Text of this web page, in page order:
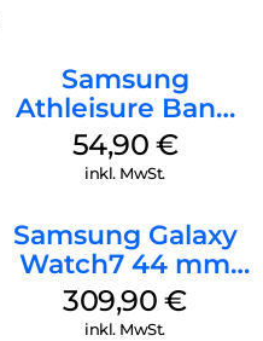
Samsung
Athleisure Band
(S/M) Galaxy
Watch8/Watch8
54,90 €
inkl. MwSt.
Samsung Galaxy
Watch7 44 mm
Silver
309,90€
inkl. MwSt.